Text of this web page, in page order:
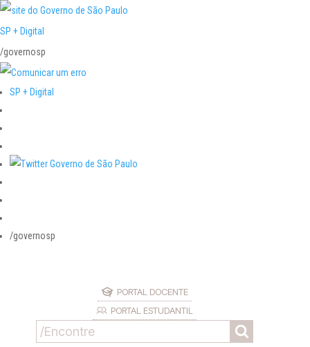
SP + Digital
/governosp
SP + Digital
/governosp
PORTAL DOCENTE
PORTAL ESTUDANTIL